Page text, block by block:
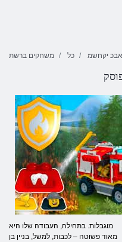
משחקים ברשת כל יקחשמ
מוגבלות. בתחילה, העבודה שלו היא
מאוד פשוטה – לכבות, למשל, בניין בן